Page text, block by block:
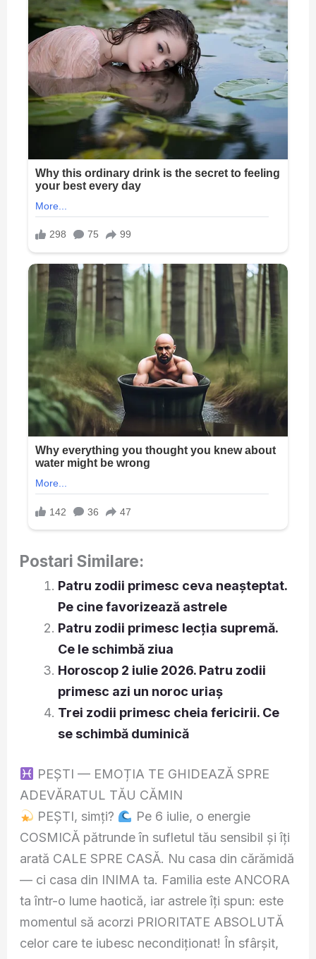
Postari Similare:
Patru zodii primesc ceva neașteptat.
Pe cine favorizează astrele
Patru zodii primesc lecția supremă.
Ce le schimbă ziua
Horoscop 2 iulie 2026. Patru zodii
primesc azi un noroc uriaș
Trei zodii primesc cheia fericirii. Ce
se schimbă duminică
PEȘTI — EMOȚIA TE GHIDEAZĂ SPRE
ADEVĂRATUL TĂU CĂMIN
PEȘTI, simți?
Pe 6 iulie, o energie
COSMICĂ pătrunde în sufletul tău sensibil și îți
arată CALE SPRE CASĂ. Nu casa din cărămidă
— ci casa din INIMA ta. Familia este ANCORA
ta într-o lume haotică, iar astrele îți spun: este
momentul să acorzi PRIORITATE ABSOLUTĂ
celor care te iubesc necondiționat! În sfârșit,